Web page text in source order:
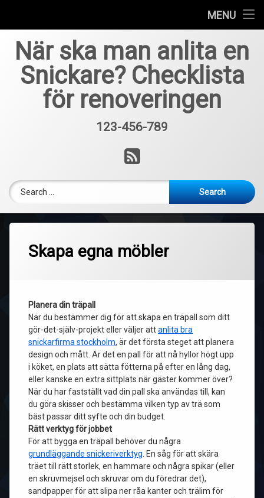
MENU
contentNär ska man anlita en
Snickare? Checklista
för renoveringen
123-456-789
RSS
Search for:
Skapa egna möbler
Planera din träpall
När du bestämmer dig för att skapa en träpall som ditt
gör-det-själv-projekt eller väljer attanlita bra
snickarfirma stockholm, är det första steget att planera
design och mått. Är det en pall för att nå hyllor högt upp
i köket, en plats att sätta fötterna på efter en lång dag,
eller kanske en extra sittplats när gäster kommer över?
När du har fastställt vad din pall ska användas till, kan
du göra skisser och bestämma vilken typ av trä som
bäst passar ditt syfte och din budget.
Rätt verktyg för jobbet
För att bygga en träpall behöver du några
grundläggande snickeriverktyg . En såg för att skära
träet till rätt storlek, en hammare och några spikar (eller
en skruvmejsel och skruvar om du föredrar det),
sandpapper för att slipa ner råa kanter och trälim för